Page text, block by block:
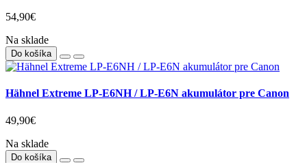
54,90€
Na sklade
Do košíka
Hähnel Extreme LP-E6NH / LP-E6N akumulátor pre Canon
49,90€
Na sklade
Do košíka